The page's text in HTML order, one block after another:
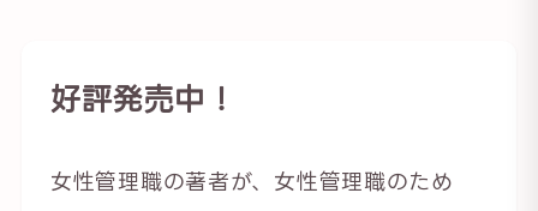
好評発売中！
女性管理職の著者が、女性管理職のため